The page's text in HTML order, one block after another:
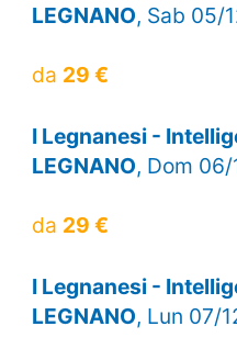
LEGNANO, Sab 05/
da 29 €
I Legnanesi -
LEGNANO, Dom
da 29 €
I Legnanesi -
LEGNANO, Lun 07/